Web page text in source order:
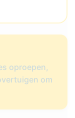
oproepen,
om